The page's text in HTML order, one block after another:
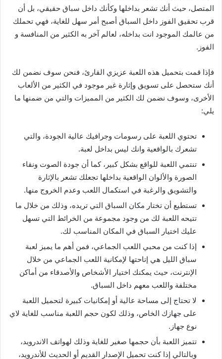
المتصل، حيث أنك تشعر بداخلها وكأنك داخل سباق حقيقي، بل أن
قرب تحقيق الفوز داخل السباق أصبح أمر سهل للغاية، فهي تحملك
من عالمك الموجود انت بداخله، لعالم آخر به الكثير من المنافسة و
الفوز.
فإذا قمت بتحميل هذه اللعبة عزيزي القارئ، فنحن سوف نضمن لك
أنك ستحصل على تسويق وإثارة غير موجود في الكثير من الألعاب
الأخرى، وسوف نضمن لك الكثير من المميزات والتي من ضمنها ما
يلي:
تحتوي اللعبة على رسومات وجرافيك عالية الجودة، والتي
تشعرك بالواقعية وانك ليس بداخل لعبة.
تنتمي اللعبة للواقع بشكل كبير، كما أن جودة الصوت ونقاء
الصورة والألوان الواقعية بداخلها تجعلك تشعر بالإثارة
والتشويق والرغبة في استكمال اللعب وعدم الخروج منها.
تستطيع أن تختار مكان السباق التي تريده، وذلك من خلال ما
تتيحه اللعبة لك من وجود مجموعة من الخرائط التي تسهل
عليك اختيار السباق في المكان المناسب لك.
إذا كنت من محبي اللعب الجماعي، فمن أهم ما يميز لعبة
سباق الليل هي إتاحتها لإمكانية اللعب الجماعي من خلال
الإنترنت، حيث يمكنك اختيار الأشخاص والأصدقاء من أماكن
مختلفة واللعب معهم داخل السباق.
لا تحتاج إلى مساحة عالية أو إمكانيات كبيرة لتحميل اللعبة
على جهازك الخاص، وذلك لكون حجم اللعبة مناسب للغاية لاي
نوع جهاز.
تتميز اللعبة بأن حجمها صغير للغاية وذلك لهواتف الاندرويد،
وبالتالي إذا كنت تحميل الإصدار القديم أو الحديث للأندرويد،